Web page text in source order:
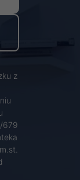
z
679
na nią.
funkcje
strony